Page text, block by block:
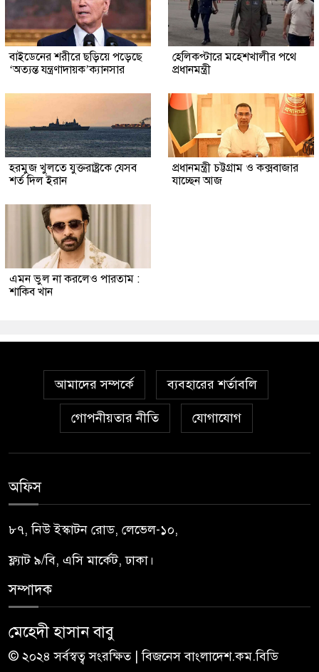
বাইডেনের শরীরে ছড়িয়ে পড়েছে
‘অত্যন্ত যন্ত্রণাদায়ক’ক্যানসার
হেলিকপ্টারে মহেশখালীর পথে
প্রধানমন্ত্রী
হরমুজ খুলতে যুক্তরাষ্ট্রকে যেসব
শর্ত দিল ইরান
প্রধানমন্ত্রী চট্টগ্রাম ও কক্সবাজার
যাচ্ছেন আজ
এমন ভুল না করলেও পারতাম :
শাকিব খান
আমাদের সম্পর্কে ব্যবহারের শর্তাবলি
গোপনীয়তার নীতি যোগাযোগ
অফিস
৮৭, নিউ ইস্কাটন রোড, লেভেল-১০,
ফ্ল্যাট ৯/বি, এসি মার্কেট, ঢাকা।
সম্পাদক
মেহেদী হাসান বাবু
© ২০২৪ সর্বস্বত্ব সংরক্ষিত | বিজনেস বাংলাদেশ.কম.বিডি